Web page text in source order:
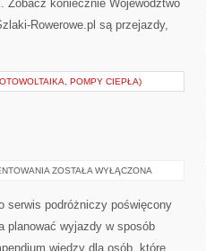
Zobacz koniecznie Województwo
Rowerowe.pl są przejazdy,
POMPY CIEPŁA)
PODZIEMNE
ZOSTAŁA WYŁĄCZONA
serwis podróżniczy poświęcony
planować wyjazdy w sposób
wiedzy dla osób, które